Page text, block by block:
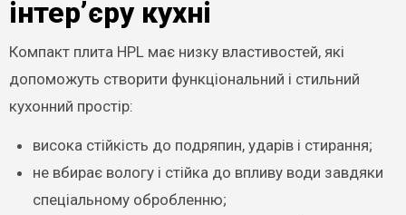
інтер’єру кухні
Компакт плита HPL має низку властивостей, які
допоможуть створити функціональний і стильний
кухонний простір:
висока стійкість до подряпин, ударів і стирання;
не вбирає вологу і стійка до впливу води завдяки
спеціальному обробленню;